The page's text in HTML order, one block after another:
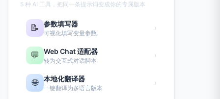
5 种 AI 工具，把同一条提示词变成你的专属版本
📝 参数填写器
可视化填写变量参数
›
💬 Web Chat 适配器
转为交互式对话脚本
›
🌐 本地化翻译器
一键翻译为多语言版本
›